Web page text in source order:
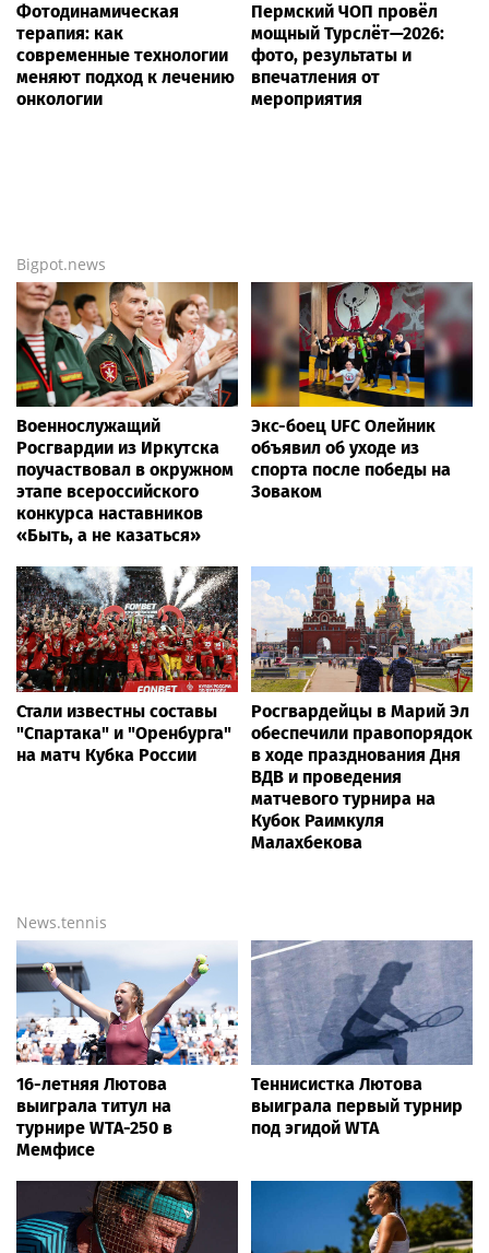
Фотодинамическая
терапия: как
современные технологии
меняют подход к лечению
онкологии
Пермский ЧОП провёл
мощный Турслёт—2026:
фото, результаты и
впечатления от
мероприятия
Bigpot.news
Военнослужащий
Росгвардии из Иркутска
поучаствовал в окружном
этапе всероссийского
конкурса наставников
«Быть, а не казаться»
Экс-боец UFC Олейник
объявил об уходе из
спорта после победы на
Зоваком
Стали известны составы
"Спартака" и "Оренбурга"
на матч Кубка России
Росгвардейцы в Марий Эл
обеспечили правопорядок
в ходе празднования Дня
ВДВ и проведения
матчевого турнира на
Кубок Раимкуля
Малахбекова
News.tennis
16-летняя Лютова
выиграла титул на
турнире WTA-250 в
Мемфисе
Теннисистка Лютова
выиграла первый турнир
под эгидой WTA